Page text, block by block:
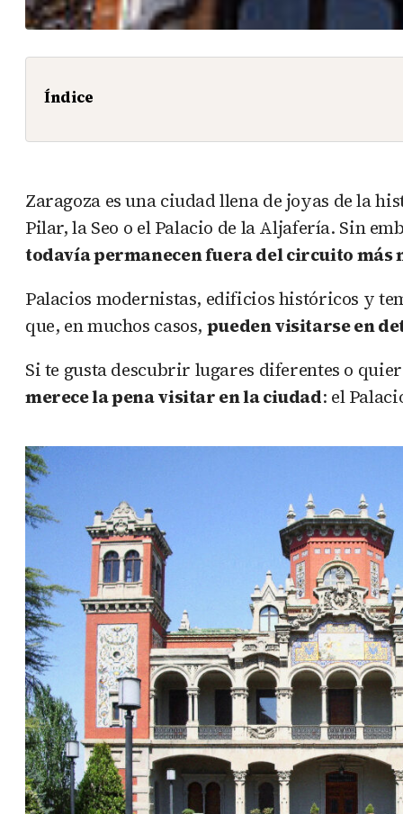
Índice
Zaragoza es una ciudad llena de joyas de la
Pilar, la Seo o el Palacio de la Aljafería. Sin
todavía permanecen fuera del circuito más
Palacios modernistas, edificios históricos y
que, en muchos casos, pueden visitarse en
Si te gusta descubrir lugares diferentes o
merece la pena visitar en la ciudad: el